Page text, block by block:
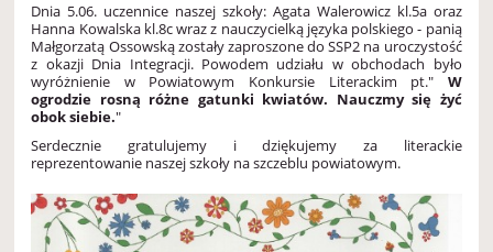
Dnia 5.06. uczennice naszej szkoły: Agata Walerowicz kl.5a oraz
Hanna Kowalska kl.8c wraz z nauczycielką języka polskiego - panią
Małgorzatą Ossowską zostały zaproszone do SSP2 na uroczystość
z okazji Dnia Integracji. Powodem udziału w obchodach było
wyróżnienie w Powiatowym Konkursie Literackim pt." W
ogrodzie rosną różne gatunki kwiatów. Nauczmy się żyć
obok siebie."
Serdecznie gratulujemy i dziękujemy za literackie
reprezentowanie naszej szkoły na szczeblu powiatowym.